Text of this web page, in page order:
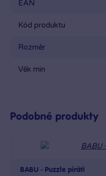
EAN
Kód produktu
Rozměr
Věk min
Podobné produkty
BABU - Puzzle piráti